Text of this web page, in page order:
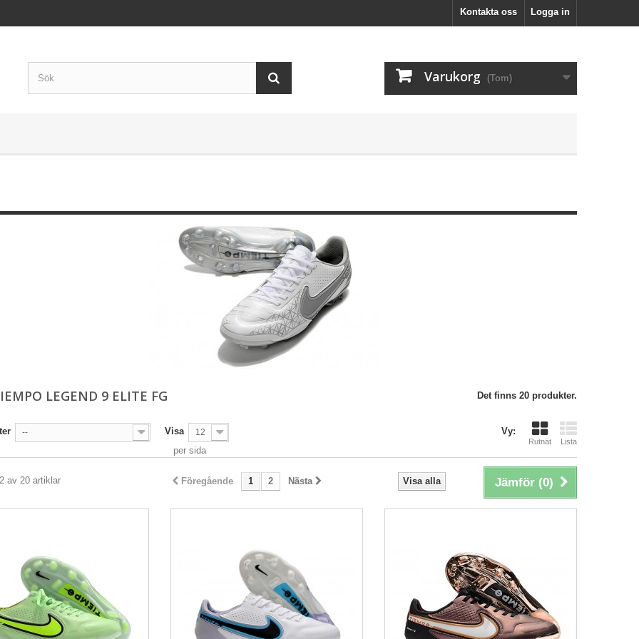
Logga in
Kontakta oss
Varukorg (Tom)
LEGEND 9 ELITE FG Det finns 20 produkter.
Vy:
Rutnät Lista
-- Visa 12
per sida
Jämför (0)
Visa alla
Föregående 1 2 Nästa
av 20 artiklar